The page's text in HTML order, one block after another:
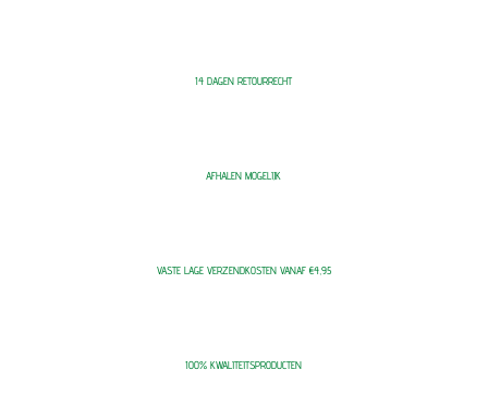
14 DAGEN RETOURRECHT
AFHALEN MOGELIJK
VASTE LAGE VERZENDKOSTEN VANAF €4,95
100% KWALITEITSPRODUCTEN